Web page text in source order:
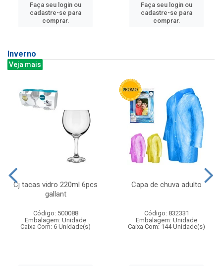
Faça seu login ou
cadastre-se para
comprar.
Faça seu login ou
cadastre-se para
comprar.
Inverno
Veja mais
Cj tacas vidro 220ml 6pcs
gallant
Código: 500088
Embalagem: Unidade
Caixa Com: 6 Unidade(s)
Capa de chuva adulto
Código: 832331
Embalagem: Unidade
Caixa Com: 144 Unidade(s)